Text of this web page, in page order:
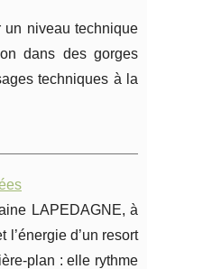
un niveau technique
dans des gorges
techniques à la
LAPEDAGNE, à
d’un resort
plan : elle rythme